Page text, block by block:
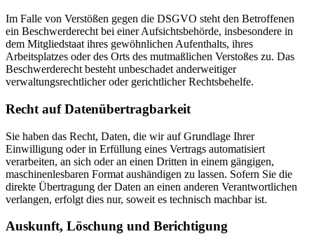
Im Falle von Verstößen gegen die DSGVO steht den Betroffenen
ein Beschwerderecht bei einer Aufsichtsbehörde, insbesondere in
dem Mitgliedstaat ihres gewöhnlichen Aufenthalts, ihres
Arbeitsplatzes oder des Orts des mutmaßlichen Verstoßes zu. Das
Beschwerderecht besteht unbeschadet anderweitiger
verwaltungsrechtlicher oder gerichtlicher Rechtsbehelfe.
Recht auf Daten­übertrag­barkeit
Sie haben das Recht, Daten, die wir auf Grundlage Ihrer
Einwilligung oder in Erfüllung eines Vertrags automatisiert
verarbeiten, an sich oder an einen Dritten in einem gängigen,
maschinenlesbaren Format aushändigen zu lassen. Sofern Sie die
direkte Übertragung der Daten an einen anderen Verantwortlichen
verlangen, erfolgt dies nur, soweit es technisch machbar ist.
Auskunft, Löschung und Berichtigung